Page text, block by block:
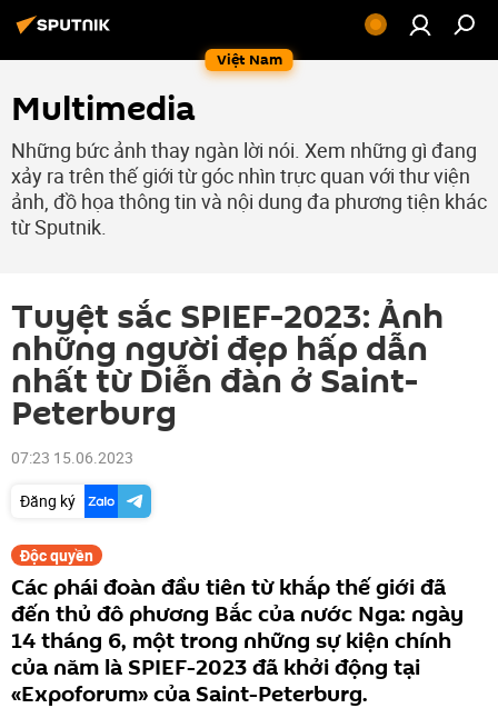
Việt Nam
Multimedia
Những bức ảnh thay ngàn lời nói. Xem những gì đang
xảy ra trên thế giới từ góc nhìn trực quan với thư viện
ảnh, đồ họa thông tin và nội dung đa phương tiện khác
từ Sputnik.
Tuyệt sắc SPIEF-2023: Ảnh
những người đẹp hấp dẫn
nhất từ Diễn đàn ở Saint-
Peterburg
07:23 15.06.2023
Đăng ký
Độc quyền
Các phái đoàn đầu tiên từ khắp thế giới đã
đến thủ đô phương Bắc của nước Nga: ngày
14 tháng 6, một trong những sự kiện chính
của năm là SPIEF-2023 đã khởi động tại
«Expoforum» của Saint-Peterburg.